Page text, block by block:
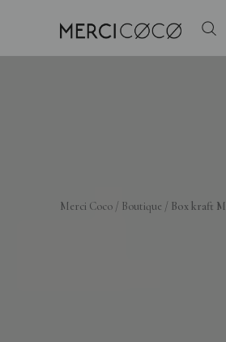
Merci Coco / Boutique / Box kraft M